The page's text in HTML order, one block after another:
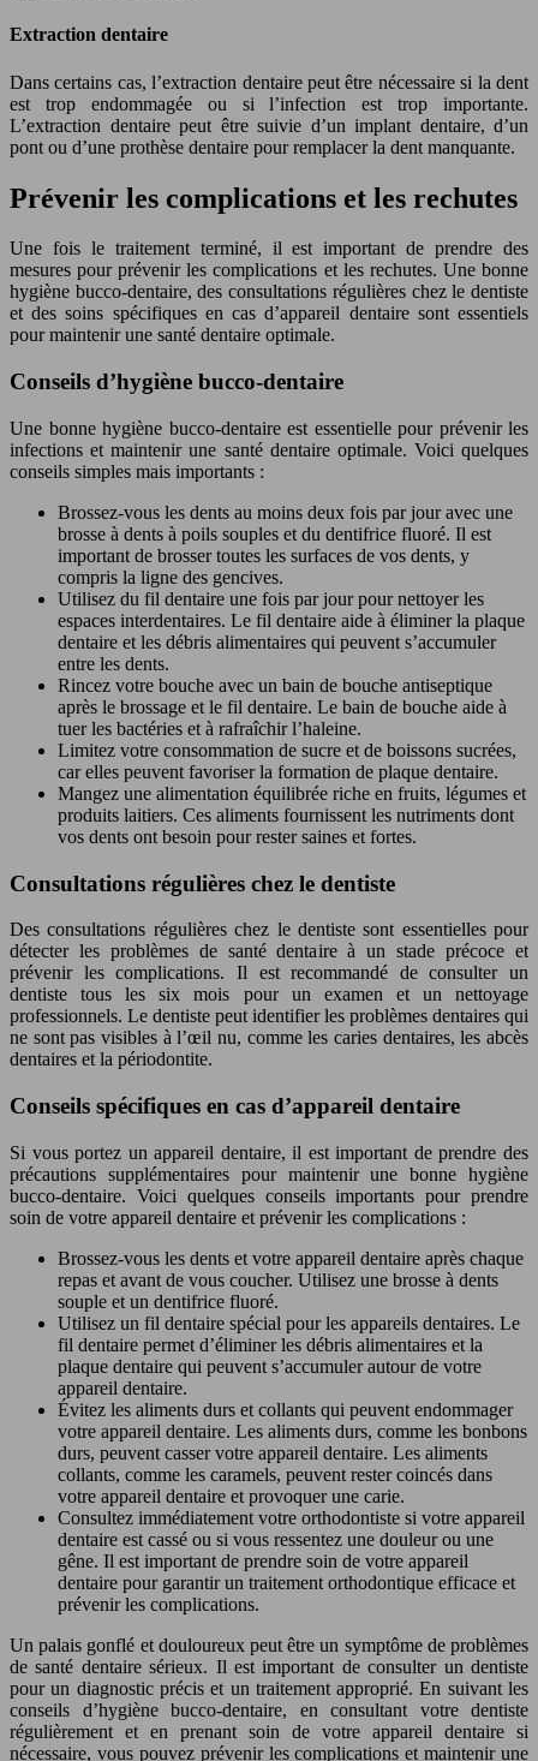
Extraction dentaire
Dans certains cas, l’extraction dentaire peut être nécessaire si la dent
est trop endommagée ou si l’infection est trop importante.
L’extraction dentaire peut être suivie d’un implant dentaire, d’un
pont ou d’une prothèse dentaire pour remplacer la dent manquante.
Prévenir les complications et les rechutes
Une fois le traitement terminé, il est important de prendre des
mesures pour prévenir les complications et les rechutes. Une bonne
hygiène bucco-dentaire, des consultations régulières chez le dentiste
et des soins spécifiques en cas d’appareil dentaire sont essentiels
pour maintenir une santé dentaire optimale.
Conseils d’hygiène bucco-dentaire
Une bonne hygiène bucco-dentaire est essentielle pour prévenir les
infections et maintenir une santé dentaire optimale. Voici quelques
conseils simples mais importants :
Brossez-vous les dents au moins deux fois par jour avec une
brosse à dents à poils souples et du dentifrice fluoré. Il est
important de brosser toutes les surfaces de vos dents, y
compris la ligne des gencives.
Utilisez du fil dentaire une fois par jour pour nettoyer les
espaces interdentaires. Le fil dentaire aide à éliminer la plaque
dentaire et les débris alimentaires qui peuvent s’accumuler
entre les dents.
Rincez votre bouche avec un bain de bouche antiseptique
après le brossage et le fil dentaire. Le bain de bouche aide à
tuer les bactéries et à rafraîchir l’haleine.
Limitez votre consommation de sucre et de boissons sucrées,
car elles peuvent favoriser la formation de plaque dentaire.
Mangez une alimentation équilibrée riche en fruits, légumes et
produits laitiers. Ces aliments fournissent les nutriments dont
vos dents ont besoin pour rester saines et fortes.
Consultations régulières chez le dentiste
Des consultations régulières chez le dentiste sont essentielles pour
détecter les problèmes de santé dentaire à un stade précoce et
prévenir les complications. Il est recommandé de consulter un
dentiste tous les six mois pour un examen et un nettoyage
professionnels. Le dentiste peut identifier les problèmes dentaires qui
ne sont pas visibles à l’œil nu, comme les caries dentaires, les abcès
dentaires et la périodontite.
Conseils spécifiques en cas d’appareil dentaire
Si vous portez un appareil dentaire, il est important de prendre des
précautions supplémentaires pour maintenir une bonne hygiène
bucco-dentaire. Voici quelques conseils importants pour prendre
soin de votre appareil dentaire et prévenir les complications :
Brossez-vous les dents et votre appareil dentaire après chaque
repas et avant de vous coucher. Utilisez une brosse à dents
souple et un dentifrice fluoré.
Utilisez un fil dentaire spécial pour les appareils dentaires. Le
fil dentaire permet d’éliminer les débris alimentaires et la
plaque dentaire qui peuvent s’accumuler autour de votre
appareil dentaire.
Évitez les aliments durs et collants qui peuvent endommager
votre appareil dentaire. Les aliments durs, comme les bonbons
durs, peuvent casser votre appareil dentaire. Les aliments
collants, comme les caramels, peuvent rester coincés dans
votre appareil dentaire et provoquer une carie.
Consultez immédiatement votre orthodontiste si votre appareil
dentaire est cassé ou si vous ressentez une douleur ou une
gêne. Il est important de prendre soin de votre appareil
dentaire pour garantir un traitement orthodontique efficace et
prévenir les complications.
Un palais gonflé et douloureux peut être un symptôme de problèmes
de santé dentaire sérieux. Il est important de consulter un dentiste
pour un diagnostic précis et un traitement approprié. En suivant les
conseils d’hygiène bucco-dentaire, en consultant votre dentiste
régulièrement et en prenant soin de votre appareil dentaire si
nécessaire, vous pouvez prévenir les complications et maintenir une